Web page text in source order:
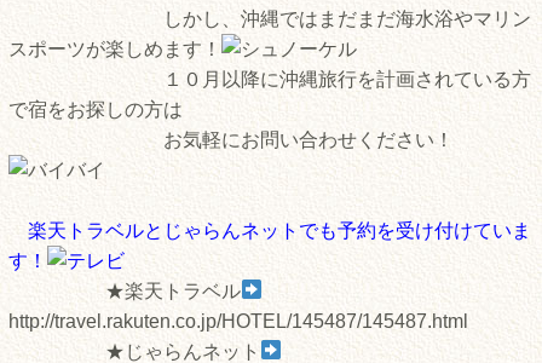
しかし、沖縄ではまだまだ海水浴やマリン
スポーツが楽しめます！
１０月以降に沖縄旅行を計画されている方
で宿をお探しの方は
お気軽にお問い合わせください！
楽天トラベルとじゃらんネットでも予約を受け付けていま
す！
★楽天トラベル
http://travel.rakuten.co.jp/HOTEL/145487/145487.html
★じゃらんネット